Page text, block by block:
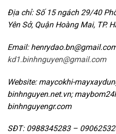
Địa chỉ: Số 15 ngách 29/40
Yên Sở, Quận Hoàng Mai, TP.
Email:
kd1.binhnguyen@gmail.com
Website: maycokhi-
binhnguyen.net.vn;
binhnguyengr.com
SĐT: 0988345283 –